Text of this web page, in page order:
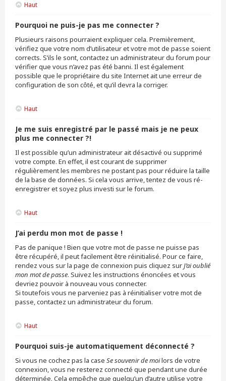
Haut
Pourquoi ne puis-je pas me connecter ?
Plusieurs raisons pourraient expliquer cela. Premièrement,
vérifiez que votre nom d’utilisateur et votre mot de passe soient
corrects. S’ils le sont, contactez un administrateur du forum pour
vérifier que vous n’avez pas été banni. Il est également
possible que le propriétaire du site Internet ait une erreur de
configuration de son côté, et qu’il devra la corriger.
Haut
Je me suis enregistré par le passé mais je ne peux
plus me connecter ?!
Il est possible qu’un administrateur ait désactivé ou supprimé
votre compte. En effet, il est courant de supprimer
régulièrement les membres ne postant pas pour réduire la taille
de la base de données. Si cela vous arrive, tentez de vous ré-
enregistrer et soyez plus investi sur le forum.
Haut
J’ai perdu mon mot de passe !
Pas de panique ! Bien que votre mot de passe ne puisse pas
être récupéré, il peut facilement être réinitialisé. Pour ce faire,
rendez vous sur la page de connexion puis cliquez surJ’ai oublié
mon mot de passe. Suivez les instructions énoncées et vous
devriez pouvoir à nouveau vous connecter.
Si toutefois vous ne parveniez pas à réinitialiser votre mot de
passe, contactez un administrateur du forum.
Haut
Pourquoi suis-je automatiquement déconnecté ?
Si vous ne cochez pas la case Se souvenir de moilors de votre
connexion, vous ne resterez connecté que pendant une durée
déterminée. Cela empêche que quelqu’un d’autre utilise votre